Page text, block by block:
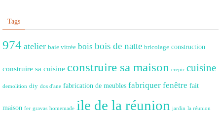
Tags
974 atelier baie vitrée bois bois de natte bricolage construction
construire sa cuisine construire sa maison crepir cuisine
demolition diy dos d'ane fabrication de meubles fabriquer fenêtre fait
maison fer gravas homemade ile de la réunion jardin la réunion